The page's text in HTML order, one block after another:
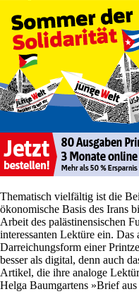
Thematisch vielfältig ist die
ökonomische Basis des Irans
Arbeit des palästinensischen
interessanten Lektüre ein. Das
Darreichungsform einer
besser als digital, denn auch
Artikel, die ihre analoge
Helga Baumgartens »Brief